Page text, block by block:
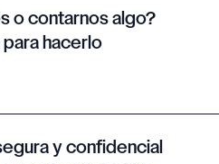
o contarnos algo?
para hacerlo
y confidencial